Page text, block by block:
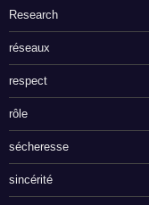
Research
réseaux
respect
rôle
sécheresse
sincérité